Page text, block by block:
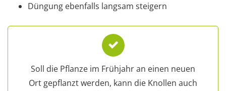
Düngung ebenfalls langsam steigern
Soll die Pflanze im Frühjahr an einen neuen
Ort gepflanzt werden, kann die Knollen auch